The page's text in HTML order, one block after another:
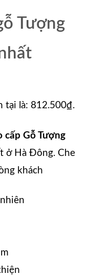
Tượng
tại là: 812.500₫.
cấp Gỗ Tượng
ở Hà Đông. Che
khách